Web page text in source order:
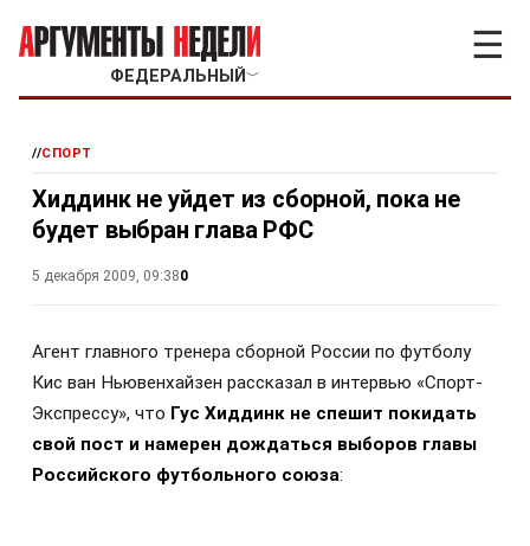
ФЕДЕРАЛЬНЫЙ ﹀
☰
//СПОРТ
Хиддинк не уйдет из сборной, пока не
будет выбран глава РФС
5 декабря 2009, 09:380
Агент главного тренера сборной России по футболу
Кис ван Ньювенхайзен рассказал в интервью «Спорт-
Экспрессу», что Гус Хиддинк не спешит покидать
свой пост и намерен дождаться выборов главы
Российского футбольного союза: